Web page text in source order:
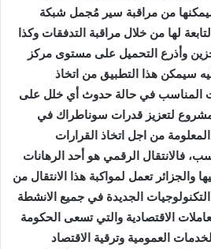
من مراقبة سير مُجمل شبكة
لها من خلال مراقبة التدفقات وكذا
وأذرع التحميل على مستوى مركز
سيمكن هذا التطبيق من اتخاذ
المناسب في حالة حدوث أي خلل على
لتعزيز قدرات سوناطراك في
من اجل اتخاذ القرارات
فالانتقال الرقمي هو أحد الرهانات
والجزائر تعمل لمواكبة هذا الانتقال من
الجديدة في جميع الانشطة
الاقتصادية والتي تسعى الحكومة
العمومية وترقية الاقتصاد